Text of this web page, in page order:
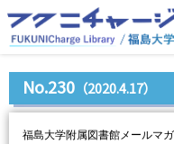
No.230 （2020.4.17）
福島大学附属図書館メールマ